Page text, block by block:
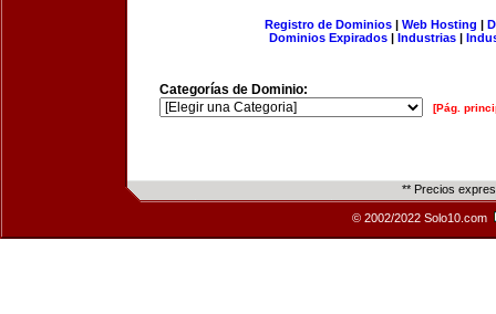
Registro de Dominios| Web Hosting |
Dominios Expirados | Industrias |
Categorías de Dominio:
[Pág.
** Precios
© 2002/2022 Solo10.com